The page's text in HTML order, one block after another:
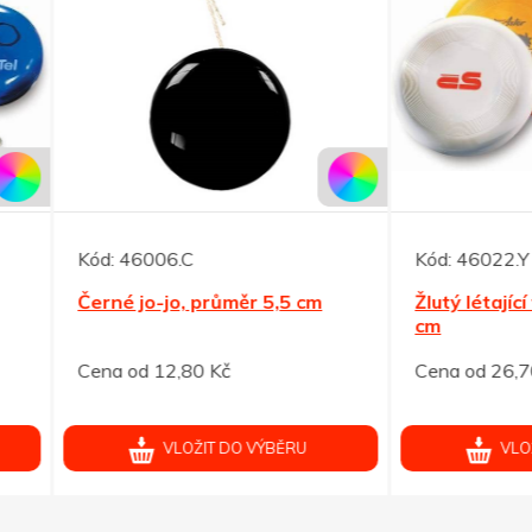
jo-jo, průměr 5,5 cm
od 12,80 Kč
VLOŽIT DO VÝBĚRU
Žlutý létající talíř, průměr
Cena od 26,70 Kč
VLOŽIT DO VÝBĚRU